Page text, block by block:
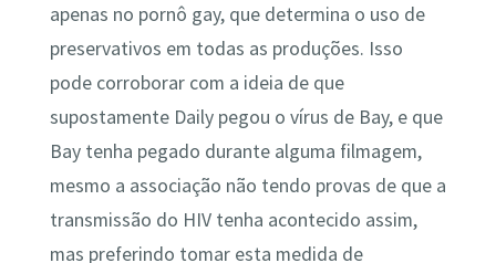
apenas no pornô gay, que determina o uso de
preservativos em todas as produções. Isso
pode corroborar com a ideia de que
supostamente Daily pegou o vírus de Bay, e que
Bay tenha pegado durante alguma filmagem,
mesmo a associação não tendo provas de que a
transmissão do HIV tenha acontecido assim,
mas preferindo tomar esta medida de